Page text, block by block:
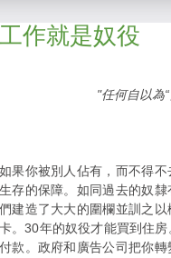
工作就是奴役
"任何自以為
如果你被別人佔有，而不得
生存的保障。如同過去的奴
們建造了大大的圍欄並訓之
卡。30年的奴役才能買到住
付款。政府和廣告公司把你